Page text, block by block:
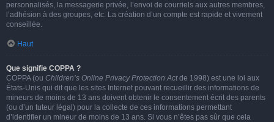
personnalisés, la messagerie privée, l’envoi de courriels aux autres membres,
l’adhésion à des groupes, etc. La création d’un compte est rapide et vivement
conseillée.
Haut
Que signifie COPPA ?
COPPA (ou Children’s Online Privacy Protection Actde 1998) est une loi aux
États-Unis qui dit que les sites Internet pouvant recueillir des informations de
mineurs de moins de 13 ans doivent obtenir le consentement écrit des parents
(ou d’un tuteur légal) pour la collecte de ces informations permettant
d’identifier un mineur de moins de 13 ans. Si vous n’êtes pas sûr que cela